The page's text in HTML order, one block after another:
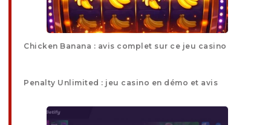
Chicken Banana : avis complet sur ce jeu casino
Penalty Unlimited : jeu casino en démo et avis